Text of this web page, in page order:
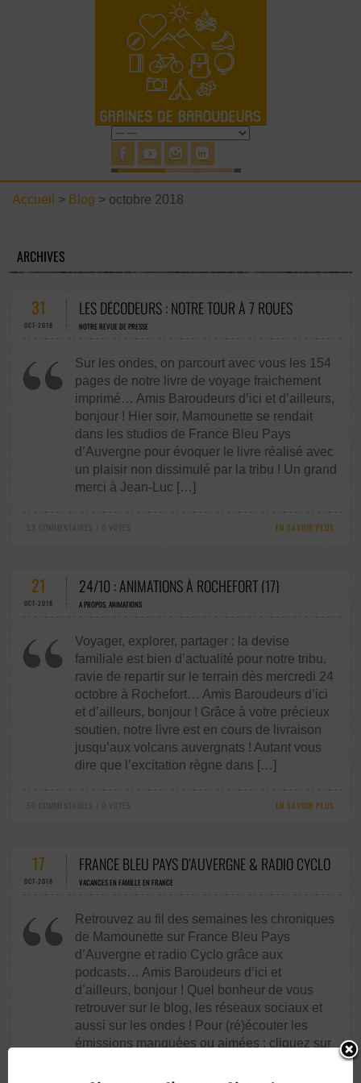
Accueil > Blog > octobre 2018
ARCHIVES
31
OCT-2018
LES DÉCODEURS : NOTRE TOUR À 7 ROUES
NOTRE REVUE DE PRESSE
Sur les ondes, on parcourt avec vous les 154
pages de notre livre de voyage fraichement
imprimé… Amis Baroudeurs d’ici et d’ailleurs,
bonjour ! Hier soir, Mamounette se rendait
dans les studios de France Bleu Pays
d’Auvergne pour évoquer le livre réalisé avec
un plaisir non dissimulé par la tribu ! Un grand
merci à Jean-Luc […]
53 COMMENTAIRES / 0 VOTES EN SAVOIR PLUS
21
OCT-2018
24/10 : ANIMATIONS À ROCHEFORT (17)
A PROPOS,ANIMATIONS
Voyager, explorer, partager : la devise
familiale est bien d’actualité pour notre tribu,
ravie de repartir sur le terrain dès mercredi 24
octobre à Rochefort… Amis Baroudeurs d’ici
et d’ailleurs, bonjour ! Grâce à votre précieux
soutien, notre livre est en cours de livraison
jusqu’aux volcans auvergnats ! Autant vous
dire que l’excitation règne dans […]
50 COMMENTAIRES / 0 VOTES EN SAVOIR PLUS
17
OCT-2018
FRANCE BLEU PAYS D’AUVERGNE & RADIO CYCLO
VACANCES EN FAMILLE EN FRANCE
Retrouvez au fil des semaines les chroniques
de Mamounette sur France Bleu Pays
d’Auvergne et radio Cyclo grâce aux
podcasts… Amis Baroudeurs d’ici et
d’ailleurs, bonjour ! Quel bonheur de vous
retrouver sur le blog, les réseaux sociaux et
aussi sur les ondes ! Pour (ré)écouter les
émissions manquées ou aimées : cliquez sur